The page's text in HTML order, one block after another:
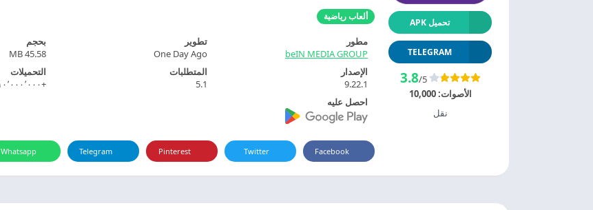
ألعاب رياضية
تحميل APK
TELEGRAM
3.8/5
الأصوات:10,000
نقل
مطور
beIN MEDIA GROUP
تطوير
One Day Ago
بحجم
45.58 MB
الإصدار
9.22.1
المتطلبات
5.1
التحميلات
+١٠٬٠٠٠٬٠٠٠
احصل عليه
Facebook
Twitter
Pinterest
Telegram
Whatsapp